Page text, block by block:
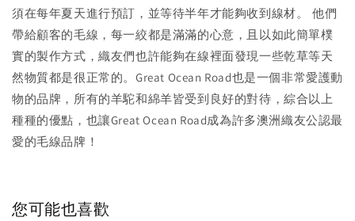
須在每年夏天進行預訂，並等待半年才能夠收到線材。他們
帶給顧客的毛線，每一絞都是滿滿的心意，且以如此簡單樸
實的製作方式，織友們也許能夠在線裡面發現一些乾草等天
然物質都是很正常的。Great Ocean Road也是一個非常愛護動
物的品牌，所有的羊駝和綿羊皆受到良好的對待，綜合以上
種種的優點，也讓Great Ocean Road成為許多澳洲織友公認最
愛的毛線品牌！
您可能也喜歡